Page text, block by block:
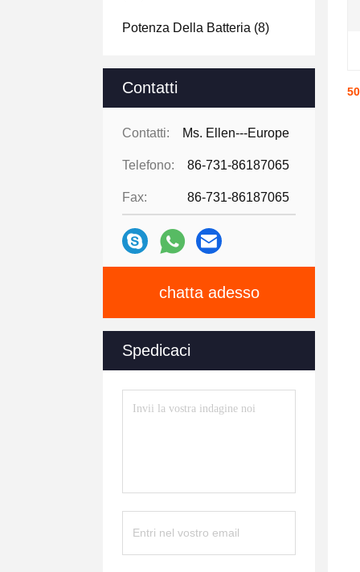
Potenza Della Batteria (8)
Contatti
Contatti: Ms. Ellen---Europe
Telefono: 86-731-86187065
Fax: 86-731-86187065
chatta adesso
Spedicaci